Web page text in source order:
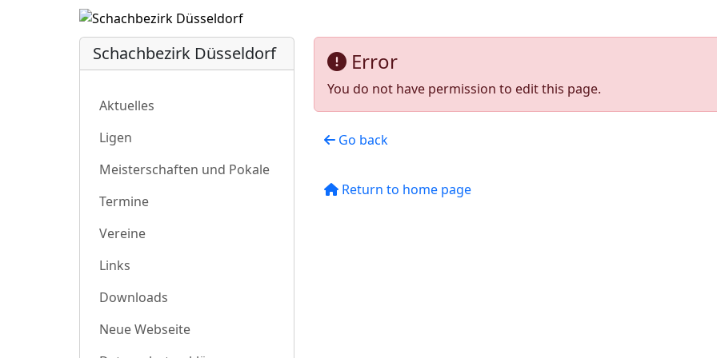
Error
You do not have permission to edit this page.
Go back
Return to home page
Schachbezirk Düsseldorf
Aktuelles
Ligen
Meisterschaften und Pokale
Termine
Vereine
Links
Downloads
Neue Webseite